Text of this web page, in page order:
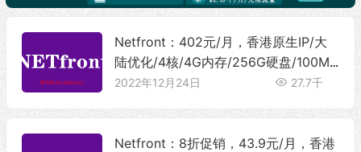
Netfront：402元/月，香港原生IP/大
陆优化/4核/4G内存/256G硬盘/100Mb
ps带宽@无限流量
2022年12月24日 27.7千
Netfront：8折促销，43.9元/月，香港